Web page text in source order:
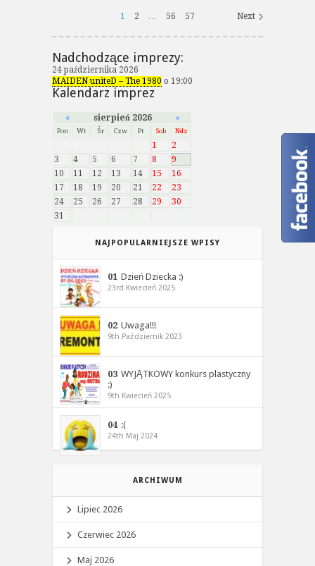
Next
1 2 … 56 57
Nadchodzące imprezy:
24 października 2026
MAIDEN uniteD – The 1980 o 19:00
Kalendarz imprez
« sierpień 2026 »
Pon Wt Śr Czw Pt Sob Ndz
1
2
3
4 5 6 7 8
9
10
11 12 13 14 15
16
17
18 19 20 21 22
23
24
25 26 27 28 29
30
31
NAJPOPULARNIEJSZE WPISY
01 Dzień Dziecka :)
23rd Kwiecień 2025
02 Uwaga!!!
9th Październik 2023
03 WYJĄTKOWY konkurs plastyczny
:)
9th Kwiecień 2025
04 :(
24th Maj 2024
ARCHIWUM
Lipiec 2026
Czerwiec 2026
Maj 2026